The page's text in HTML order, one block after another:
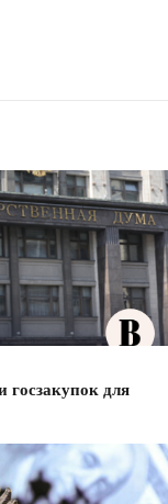
госзакупок для